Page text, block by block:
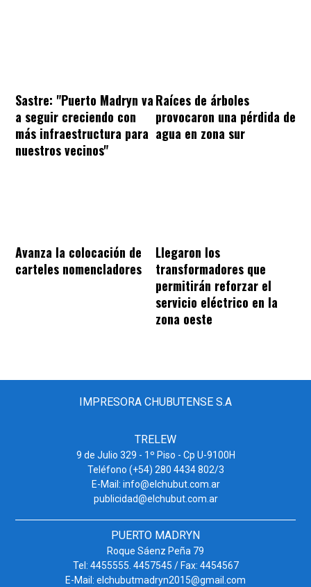
Sastre: "Puerto Madryn va
a seguir creciendo con
más infraestructura para
nuestros vecinos"
Raíces de árboles
provocaron una pérdida de
agua en zona sur
Avanza la colocación de
carteles nomencladores
Llegaron los
transformadores que
permitirán reforzar el
servicio eléctrico en la
zona oeste
IMPRESORA CHUBUTENSE S.A
TRELEW
9 de Julio 329 - 1º Piso - Cp U-9100H
Teléfono (+54) 280 4434 802/3
E-Mail: info@elchubut.com.ar
publicidad@elchubut.com.ar
PUERTO MADRYN
Roque Sáenz Peña 79
Tel: 4455555. 4457545 / Fax: 4454567
E-Mail: elchubutmadryn2015@gmail.com